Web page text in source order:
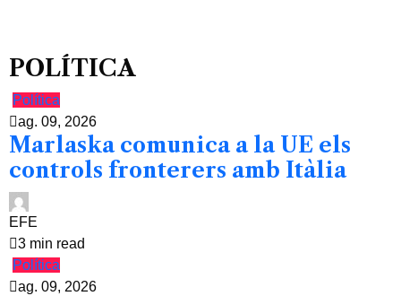
POLÍTICA
Política
ag. 09, 2026
Marlaska comunica a la UE els
controls fronterers amb Itàlia
EFE
3 min read
Política
ag. 09, 2026